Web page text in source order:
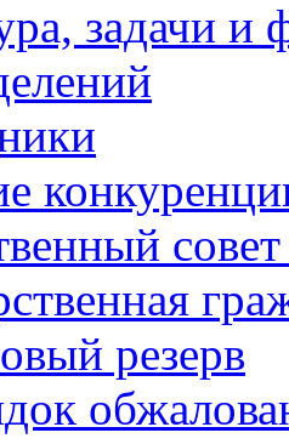
задачи и
совет
резерв